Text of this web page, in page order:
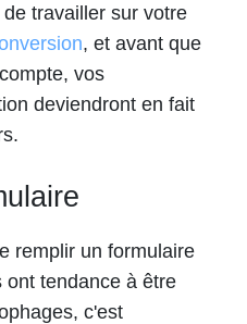
travailler sur votre
, et avant que
vos
deviendront en fait
remplir un formulaire
ont tendance à être
c'est